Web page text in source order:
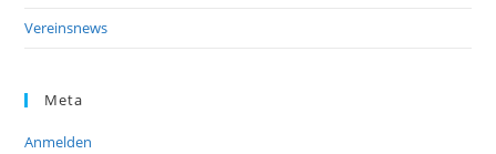
Vereinsnews
Meta
Anmelden